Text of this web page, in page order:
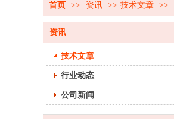
首页 >> 资讯 >> 技术文章 >>
资讯
技术文章
行业动态
公司新闻